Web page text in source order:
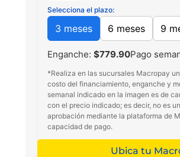
Selecciona el plazo:
3 meses 6 meses 9
Enganche: $779.90Pago
*Realiza en las sucursales Macropay
costo del financiamiento, enganche y
semanal indicado en la imagen es de
con el precio indicado; es decir, no es
aprobación mediante la plataforma de
capacidad de pago.
Ubica tu